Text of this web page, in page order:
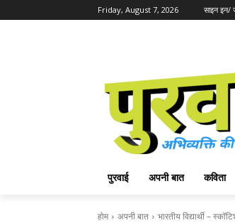
Friday, August 7, 2026 साइन इन/
पुरवाई अपनी बात कविता
होम अपनी बात भारतीय विद्यार्थी –